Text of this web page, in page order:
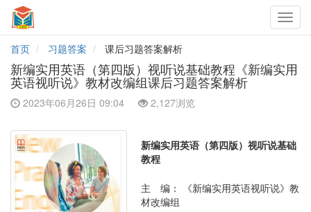
首页
习题答案 课后习题答案解析
新编实用英语（第四版）视听说基础教程《新编实用
英语视听说》教材改编组课后习题答案解析
2023年06月26日 09:04 2,127浏览
新编实用英语（第四版）视听说基础
教程
主 编：
《新编实用英语视听说》教
材改编组